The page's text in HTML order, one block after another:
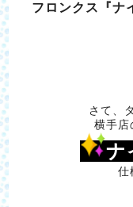
フロンクス『
さて、
横手店
ナ
仕